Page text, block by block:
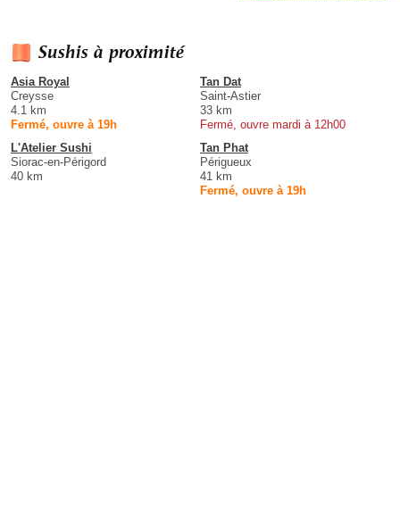
Sushis à proximité
Asia Royal
Creysse
4.1 km
Fermé, ouvre à 19h
Tan Dat
Saint-Astier
33 km
Fermé, ouvre mardi à 12h00
L'Atelier Sushi
Siorac-en-Périgord
40 km
Tan Phat
Périgueux
41 km
Fermé, ouvre à 19h